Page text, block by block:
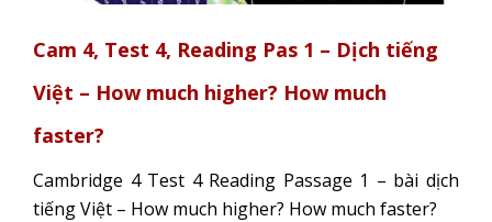
Cam 4, Test 4, Reading Pas 1 – Dịch tiếng
Việt – How much higher? How much
faster?
Cambridge 4 Test 4 Reading Passage 1 – bài dịch
tiếng Việt – How much higher? How much faster?